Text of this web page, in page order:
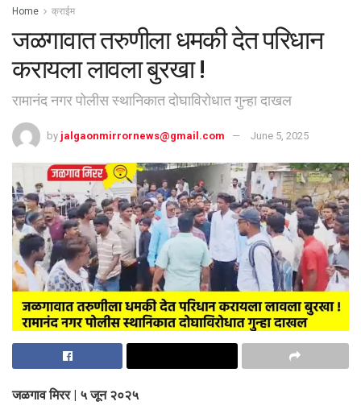
Home क्राईम
जळगावात तरुणीला धमकी देत परिधान
करायला लावला बुरखा !
रामानंद नगर पोलीस स्थानिकात दोघाविरोधात गुन्हा दाखल
by jalgaonmirrornews@gmail.com June 5, 2025
जळगाव मिरर | ५ जून २०२५